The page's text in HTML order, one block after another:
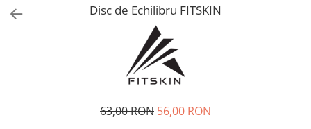
Mingi
Vikings
Disc de Echilibru FITSKIN
63,00 RON 56,00 RON